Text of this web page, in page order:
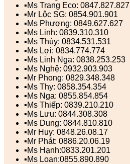
▪️Ms Trang Eco: 0847.827.827
▪️Mr Lộc SG: 0854.901.901
▪️Ms Phượng: 0849.627.627
▪️Ms Linh: 0839.310.310
▪️Ms Thúy: 0834.531.531
▪️Ms Lợi: 0834.774.774
▪️Ms Linh Nga: 0838.253.253
▪️Ms Nghệ: 0932.903.903
▪️Mr Phong: 0829.348.348
▪️Ms Thy: 0858.354.354
▪️Ms Nga: 0855.854.854
▪️Ms Thiếp: 0839.210.210
▪️Ms Lưu: 0844.308.308
▪️Ms Dung: 0844.810.810
▪️Mr Huy: 0848.26.08.17
▪️Mr Phát: 0886.20.06.19
▪️Ms Hạnh:0833.201.201
▪️Ms Loan:0855.890.890